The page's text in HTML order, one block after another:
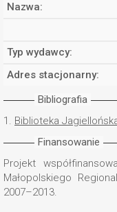
Nazwa:
Typ wydawcy:
Adres stacjonarny:
Bibliografia
1. Biblioteka
Finansowanie
Projekt
Małopolskiego
2007–2013.